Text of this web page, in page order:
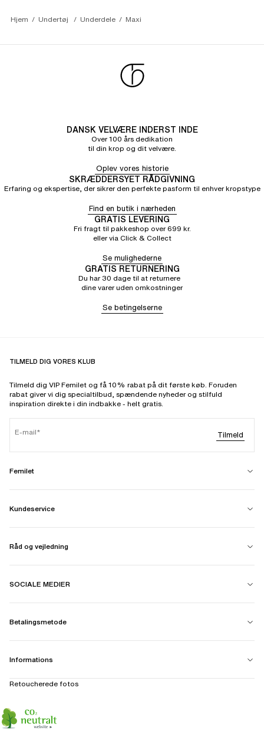
Hjem Undertøj Underdele Maxi
DANSK VELVÆRE INDERST INDE
Over 100 års dedikation
til din krop og dit velvære.
Oplev vores historie
SKRÆDDERSYET RÅDGIVNING
Erfaring og ekspertise, der sikrer den perfekte pasform til enhver kropstype
Find en butik i nærheden
GRATIS LEVERING
Fri fragt til pakkeshop over 699 kr.
eller via Click & Collect
Se mulighederne
GRATIS RETURNERING
Du har 30 dage til at returnere
dine varer uden omkostninger
Se betingelserne
TILMELD DIG VORES KLUB
Tilmeld dig VIP Femilet og få 10% rabat på dit første køb. Foruden
rabat giver vi dig specialtilbud, spændende nyheder og stilfuld
inspiration direkte i din indbakke - helt gratis.
E-mail Tilmeld
Femilet
Kundeservice
Råd og vejledning
SOCIALE MEDIER
Betalingsmetode
Informations
Retoucherede fotos